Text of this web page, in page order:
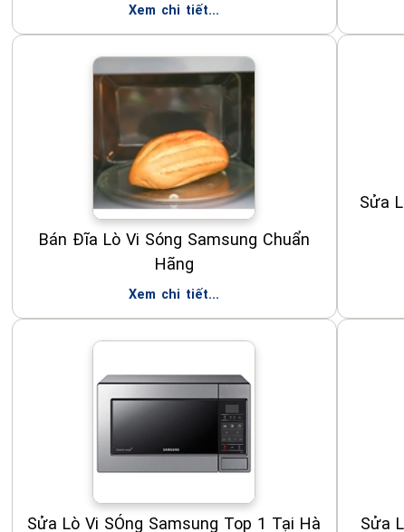
Xem chi tiết...
Bán Đĩa Lò Vi Sóng Samsung Chuẩn
Hãng
Xem chi tiết...
Sửa
Sửa Lò Vi SÓng Samsung Top 1 Tại Hà
Sửa